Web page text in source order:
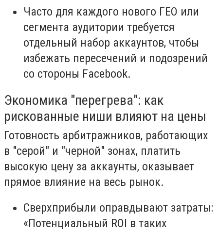
Часто для каждого нового ГЕО или
сегмента аудитории требуется
отдельный набор аккаунтов, чтобы
избежать пересечений и подозрений
со стороны Facebook.
Экономика "перегрева": как
рискованные ниши влияют на цены
Готовность арбитражников, работающих
в "серой" и "черной" зонах, платить
высокую цену за аккаунты, оказывает
прямое влияние на весь рынок.
Сверхприбыли оправдывают затраты:
«Потенциальный ROI в таких